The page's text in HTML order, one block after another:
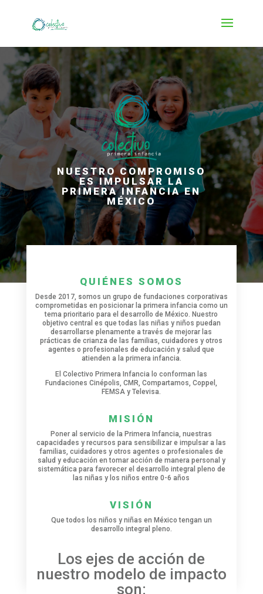
NUESTRO COMPROMISO
ES IMPULSAR LA
PRIMERA INFANCIA EN
MÉXICO
QUIÉNES SOMOS
Desde 2017, somos un grupo de fundaciones corporativas
comprometidas en posicionar la primera infancia como un
tema prioritario para el desarrollo de México. Nuestro
objetivo central es que todas las niñas y niños puedan
desarrollarse plenamente a través de mejorar las
prácticas de crianza de las familias, cuidadores y otros
agentes o profesionales de educación y salud que
atienden a la primera infancia.
El Colectivo Primera Infancia lo conforman las
Fundaciones Cinépolis, CMR, Compartamos, Coppel,
FEMSA y Televisa.
MISIÓN
Poner al servicio de la Primera Infancia, nuestras
capacidades y recursos para sensibilizar e impulsar a las
familias, cuidadores y otros agentes o profesionales de
salud y educación en tomar acción de manera personal y
sistemática para favorecer el desarrollo integral pleno de
las niñas y los niños entre 0-6 años
VISIÓN
Que todos los niños y niñas en México tengan un
desarrollo integral pleno.
Los ejes de acción de
nuestro modelo de impacto
son: